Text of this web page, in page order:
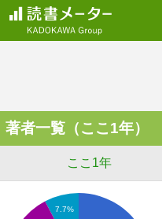
著者一覧（ここ1年）
ここ1年
7.7%